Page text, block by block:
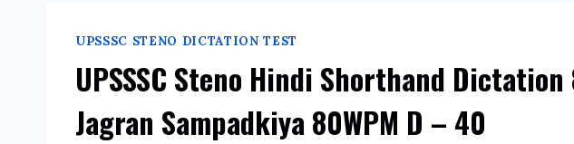
UPSSSC STENO DICTATION TEST
UPSSSC Steno Hindi Shorthand
Jagran Sampadkiya 80WPM D – 40